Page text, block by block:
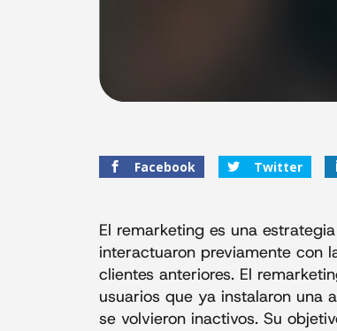
Facebook Twitter
El remarketing es una
interactuaron previamente con
clientes anteriores. El
usuarios que ya instalaron una
se volvieron inactivos. Su